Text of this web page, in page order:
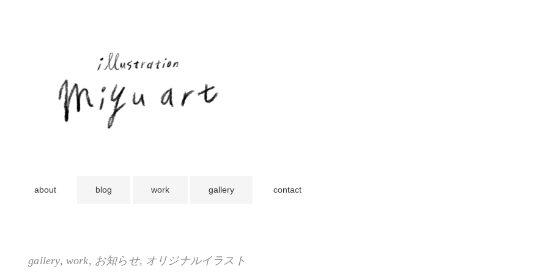
about blog work gallery contact
gallery, work, お知らせ, オリジナルイラスト